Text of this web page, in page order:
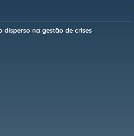
disperso na gestão de crises